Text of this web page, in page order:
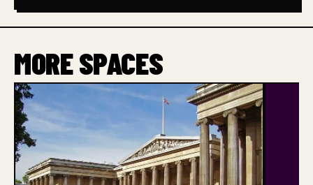
MORE SPACES